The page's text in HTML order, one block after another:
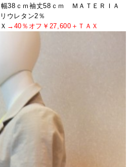
38ｃｍ袖丈58ｃｍ ＭＡＴＥＲＩＡ
ウレタン2％
→40％オフ￥27,600＋ＴＡＸ